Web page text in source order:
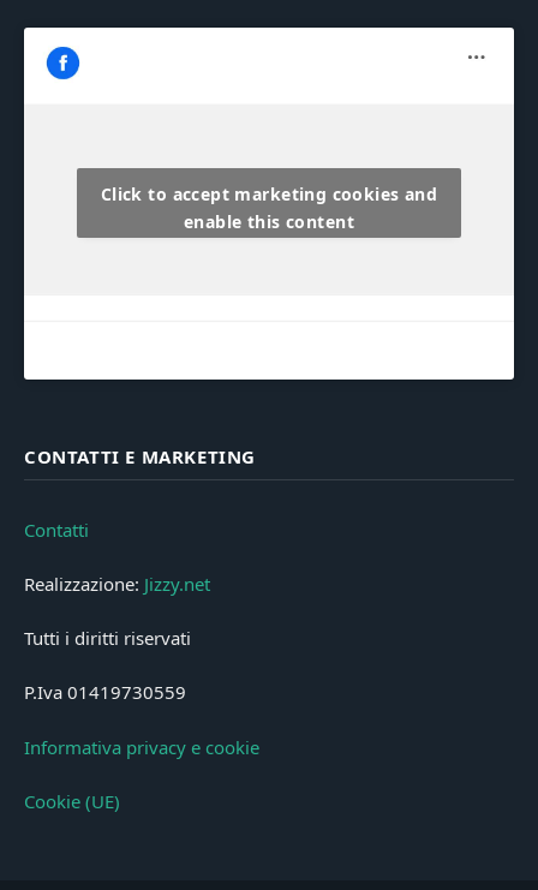
Click to accept marketing cookies and
enable this content
CONTATTI E MARKETING
Contatti
Realizzazione: Jizzy.net
Tutti i diritti riservati
P.Iva 01419730559
Informativa privacy e cookie
Cookie (UE)